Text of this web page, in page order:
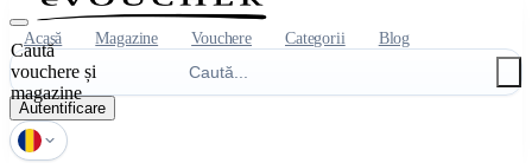
Acasă Magazine Vouchere Categorii Blog
Caută
vouchere și
magazine
Autentificare